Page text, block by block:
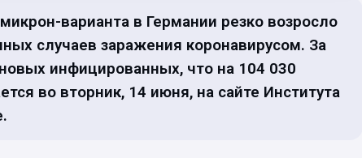
варианта в Германии резко возросло
случаев заражения коронавирусом. За
инфицированных, что на 104 030
во вторник, 14 июня, на сайте Института